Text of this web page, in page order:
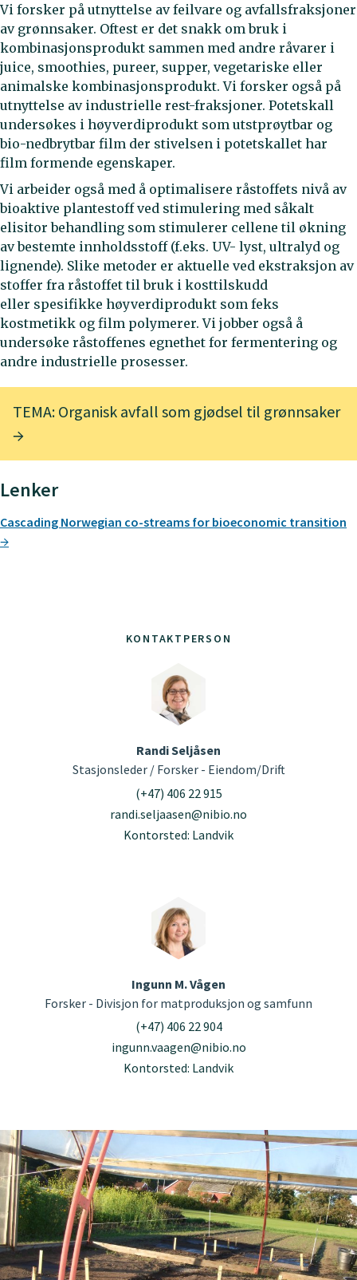
KONTAKTPERSON
Randi Seljåsen
Stasjonsleder / Forsker - Eiendom/Drift
(+47) 406 22 915
randi.seljaasen@nibio.no
Kontorsted: Landvik
Ingunn M. Vågen
Forsker - Divisjon for matproduksjon og samfunn
(+47) 406 22 904
ingunn.vaagen@nibio.no
Kontorsted: Landvik
Vi forsker på utnyttelse av feilvare og avfallsfraksjoner
av grønnsaker. Oftest er det snakk om bruk i
kombinasjonsprodukt sammen med andre råvarer i
juice, smoothies, pureer, supper, vegetariske eller
animalske kombinasjonsprodukt. Vi forsker også på
utnyttelse av industrielle rest-fraksjoner. Potetskall
undersøkes i høyverdiprodukt som utstprøytbar og
bio-nedbrytbar film der stivelsen i potetskallet har
film formende egenskaper.
Vi arbeider også med å optimalisere råstoffets nivå av
bioaktive plantestoff ved stimulering med såkalt
elisitor behandling som stimulerer cellene til økning
av bestemte innholdsstoff (f.eks. UV- lyst, ultralyd og
lignende). Slike metoder er aktuelle ved ekstraksjon av
stoffer fra råstoffet til bruk i kosttilskudd
eller spesifikke høyverdiprodukt som feks
kostmetikk og film polymerer. Vi jobber også å
undersøke råstoffenes egnethet for fermentering og
andre industrielle prosesser.
TEMA: Organisk avfall som gjødsel til grønnsaker
Lenker
Cascading Norwegian co-streams for bioeconomic transition